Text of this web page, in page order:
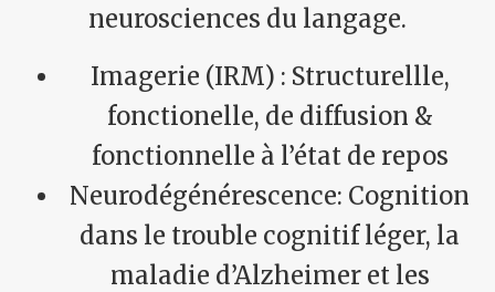
neurosciences du langage.
Imagerie (IRM) : Structurellle,
fonctionelle, de diffusion &
fonctionnelle à l’état de repos
Neurodégénérescence: Cognition
dans le trouble cognitif léger, la
maladie d’Alzheimer et les